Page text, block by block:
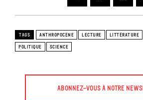
TAGS ANTHROPOCENE LECTURE LITTÉRATURE
POLITIQUE
SCIENCE
Abonnez-vous à Notre